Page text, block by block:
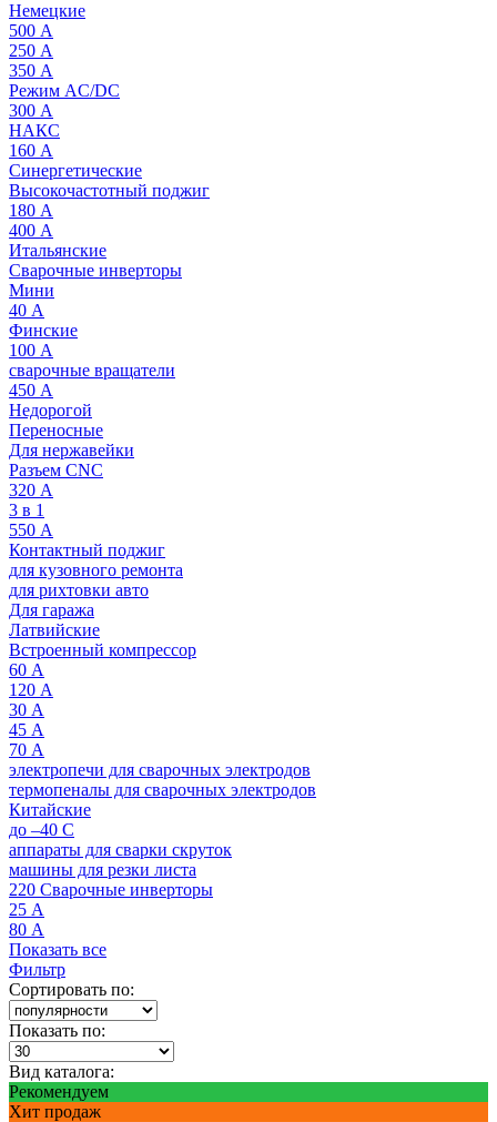
Немецкие
500 А
250 А
350 А
Режим AC/DC
300 А
НАКС
160 А
Синергетические
Высокочастотный поджиг
180 А
400 А
Итальянские
Сварочные инверторы
Мини
40 А
Финские
100 А
сварочные вращатели
450 А
Недорогой
Переносные
Для нержавейки
Разъем CNC
320 А
3 в 1
550 А
Контактный поджиг
для кузовного ремонта
для рихтовки авто
Для гаража
Латвийские
Встроенный компрессор
60 А
120 А
30 А
45 А
70 А
электропечи для сварочных электродов
термопеналы для сварочных электродов
Китайские
до –40 C
аппараты для сварки скруток
машины для резки листа
220 Сварочные инверторы
25 А
80 А
Показать все
Фильтр
Сортировать по:
Показать по:
Вид каталога:
Рекомендуем
Хит продаж